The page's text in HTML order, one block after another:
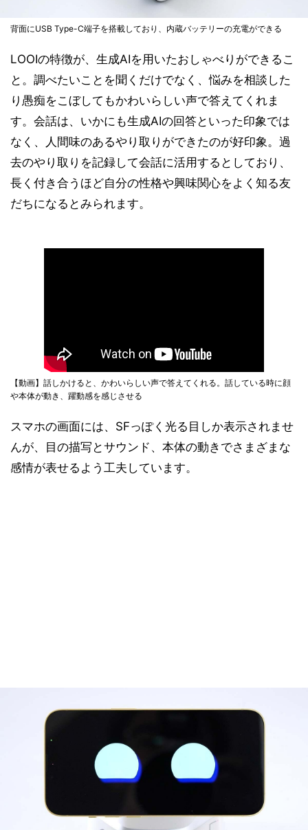
背面にUSB Type-C端子を搭載しており、内蔵バッテリーの充電ができる
LOOIの特徴が、生成AIを用いたおしゃべりができるこ
と。調べたいことを聞くだけでなく、悩みを相談した
り愚痴をこぼしてもかわいらしい声で答えてくれま
す。会話は、いかにも生成AIの回答といった印象では
なく、人間味のあるやり取りができたのが好印象。過
去のやり取りを記録して会話に活用するとしており、
長く付き合うほど自分の性格や興味関心をよく知る友
だちになるとみられます。
【動画】話しかけると、かわいらしい声で答えてくれる。話している時に顔
や本体が動き、躍動感を感じさせる
スマホの画面には、SFっぽく光る目しか表示されませ
んが、目の描写とサウンド、本体の動きでさまざまな
感情が表せるよう工夫しています。